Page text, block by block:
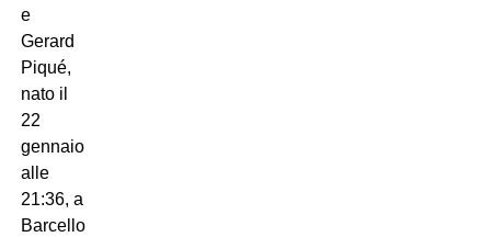
e
Gerard
Piqué,
nato il
22
gennaio
alle
21:36, a
Barcellona,